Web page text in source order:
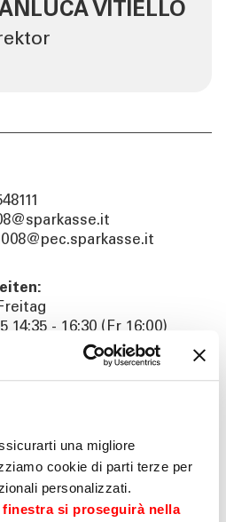
una migliore
cookie di parti terze per
personalizzati.
si proseguirà nella
VITIELLO
14:35 - 16:30 (Fr 16:00)
Termin bis 18:30 (Fr